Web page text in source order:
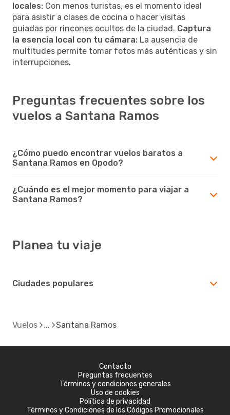
locales: Con menos turistas, es el momento ideal
para asistir a clases de cocina o hacer visitas
guiadas por rincones ocultos de la ciudad. Captura
la esencia local con tu cámara: La ausencia de
multitudes permite tomar fotos más auténticas y sin
interrupciones.
Preguntas frecuentes sobre los
vuelos a Santana Ramos
¿Cómo puedo encontrar vuelos baratos a
Santana Ramos en Opodo?
¿Cuándo es el mejor momento para viajar a
Santana Ramos?
Planea tu viaje
Ciudades populares
Vuelos Santana Ramos
Contacto
Preguntas frecuentes
Términos y condiciones generales
Uso de cookies
Política de privacidad
Términos y Condiciones de los Códigos Promocionales